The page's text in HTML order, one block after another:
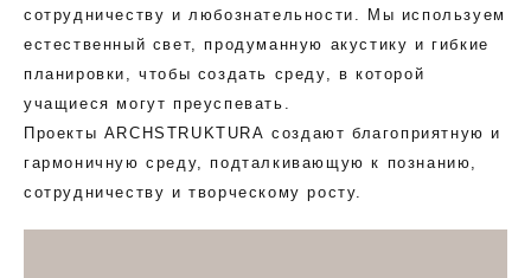
сотрудничеству и любознательности. Мы используем
естественный свет, продуманную акустику и гибкие
планировки, чтобы создать среду, в которой
учащиеся могут преуспевать.
Проекты ARCHSTRUKTURA создают благоприятную и
гармоничную среду, подталкивающую к познанию,
сотрудничеству и творческому росту.